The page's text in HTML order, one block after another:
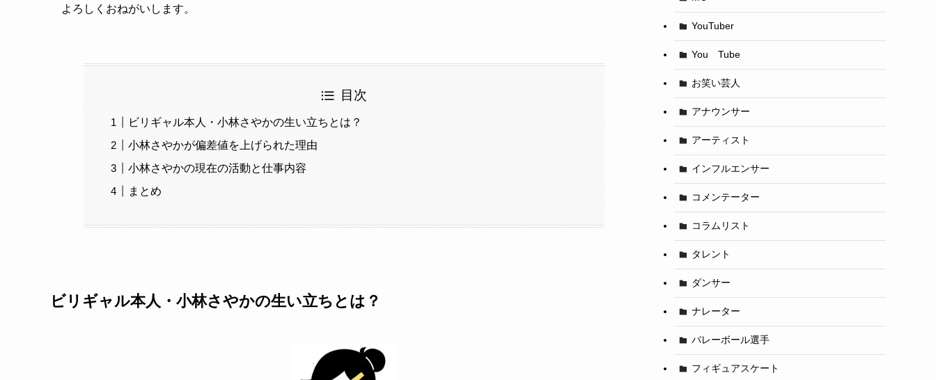
よろしくおねがいします。
目次
ビリギャル本人・小林さやかの生い立ちとは？
小林さやかが偏差値を上げられた理由
小林さやかの現在の活動と仕事内容
まとめ
ビリギャル本人・小林さやかの生い立ちとは？
YouTuber
You Tube
お笑い芸人
アナウンサー
アーティスト
インフルエンサー
コメンテーター
コラムリスト
タレント
ダンサー
ナレーター
バレーボール選手
フィギュアスケート